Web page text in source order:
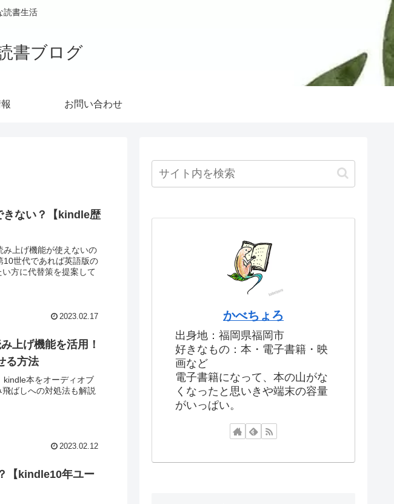
読書生活
書ブログ
お問い合わせ
ない？【kindle歴
み上げ機能が使えないの
世代であれば英語版の
方に代替策を提案して
2023.02.17
上げ機能を活用！
る方法
本をオーディオブ
ばしへの対処法も解説
2023.02.12
【kindle10年ユー
かべちょろ
出身地：福岡県福岡市
好きなもの：本・電子書籍・映
画など
電子書籍になって、本の山がな
くなったと思いきや端末の容量
がいっぱい。